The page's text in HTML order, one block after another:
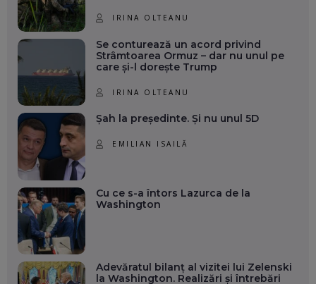
IRINA OLTEANU
Se conturează un acord privind
Strâmtoarea Ormuz – dar nu unul pe
care și-l dorește Trump
IRINA OLTEANU
Șah la președinte. Și nu unul 5D
EMILIAN ISAILĂ
Cu ce s-a întors Lazurca de la
Washington
Adevăratul bilanț al vizitei lui Zelenski
la Washington. Realizări și întrebări